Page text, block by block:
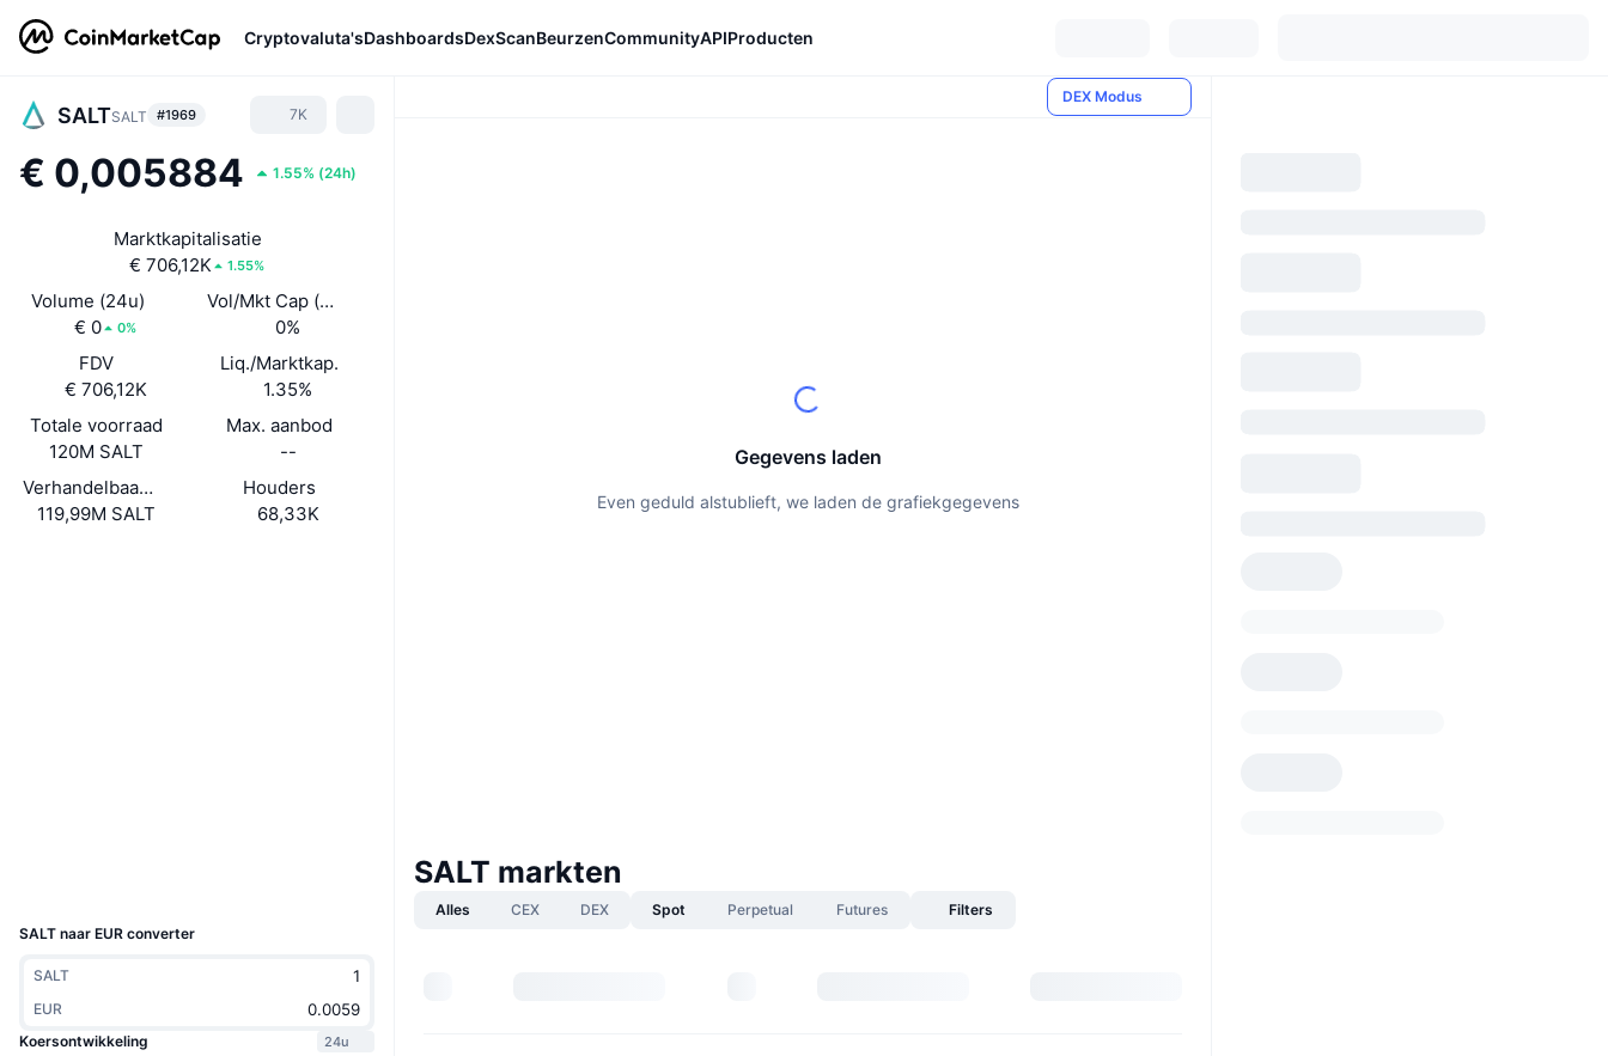
Cryptovaluta'sDashboardsDexScanBeurzenCommunityAPIProducten
SALTSALT #1969 7K
€ 0,005884 1.55% (24h)
Marktkapitalisatie
€ 706,12K
1.55%
Volume (24u)
€ 0
0%
Vol/Mkt Cap (24u)
0%
FDV
€ 706,12K
Liq./Marktkap.
1.35%
Totale voorraad
120M SALT
Max. aanbod
--
Verhandelbaar aanbod
119,99M SALT
Houders
68,33K
SALT naar EUR converter
SALT
EUR
Koersontwikkeling
24u
DEX Modus
Gegevens laden
Even geduld alstublieft, we laden de grafiekgegevens
SALT markten
Alles CEX DEX Spot Perpetual Futures Filters